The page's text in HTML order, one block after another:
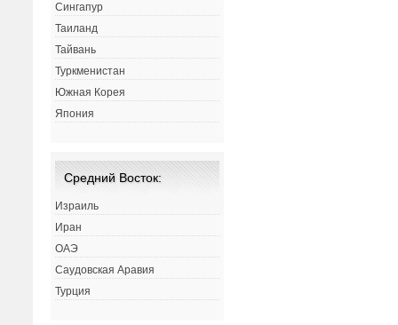
Сингапур
Таиланд
Тайвань
Туркменистан
Южная Корея
Япония
Средний Восток:
Израиль
Иран
ОАЭ
Саудовская Аравия
Турция